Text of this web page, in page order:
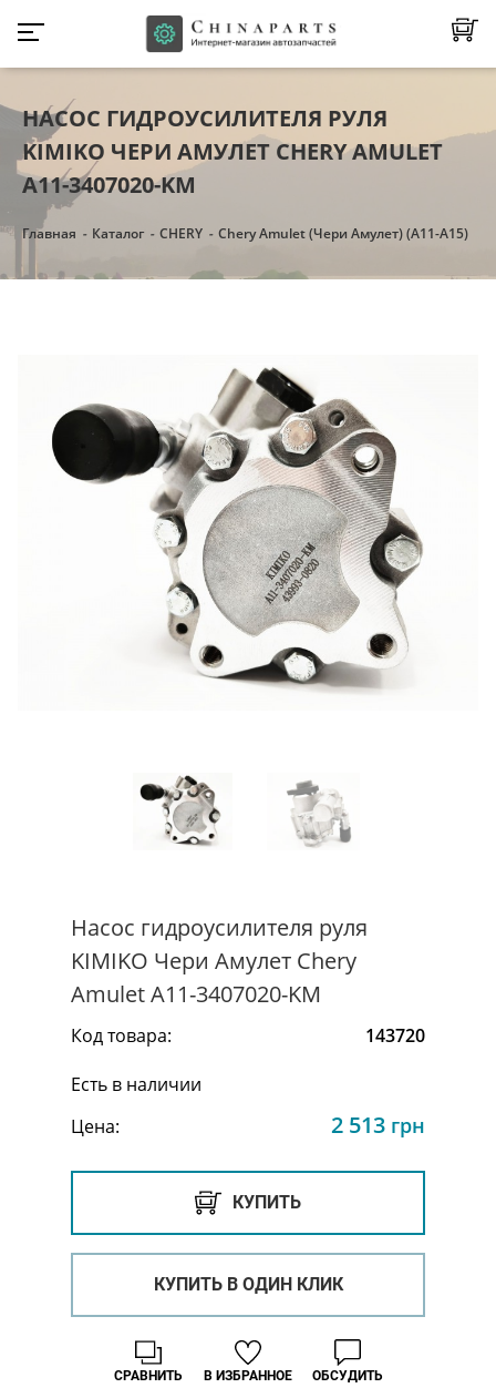
НАСОС ГИДРОУСИЛИТЕЛЯ РУЛЯ
KIMIKO ЧЕРИ АМУЛЕТ CHERY AMULET
A11-3407020-KM
Главная Каталог CHERY Chery Amulet (Чери Амулет) (А11-А15)
Насос гидроусилителя руля
KIMIKO Чери Амулет Chery
Amulet A11-3407020-KM
Код товара:
143720
Есть в наличии
Цена:
2 513 грн
КУПИТЬ
КУПИТЬ В ОДИН КЛИК
В ИЗБРАННОЕ
СРАВНИТЬ ОБСУДИТЬ